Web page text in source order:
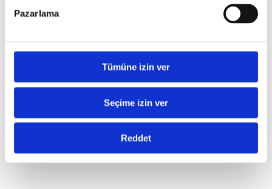
Pazarlama
Tümüne izin ver
Seçime izin ver
Reddet